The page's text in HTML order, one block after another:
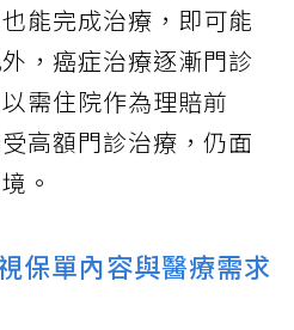
能完成治療，即可能
，癌症治療逐漸門診
需住院作為理賠前
高額門診治療，仍面
。
保單內容與醫療需求